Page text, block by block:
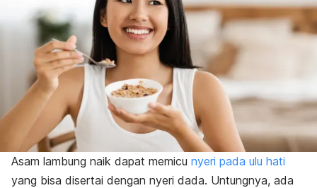
Asam lambung naik dapat memicu nyeri pada ulu hati
yang bisa disertai dengan nyeri dada. Untungnya, ada